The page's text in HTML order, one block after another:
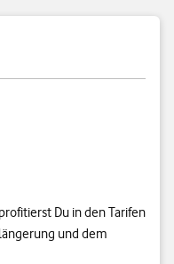
Du in den Tarifen
und dem